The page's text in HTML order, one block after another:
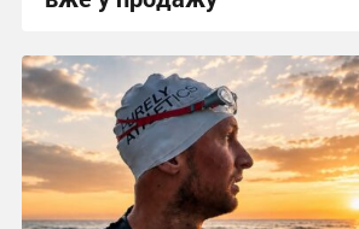
01:37, 6.08.2026